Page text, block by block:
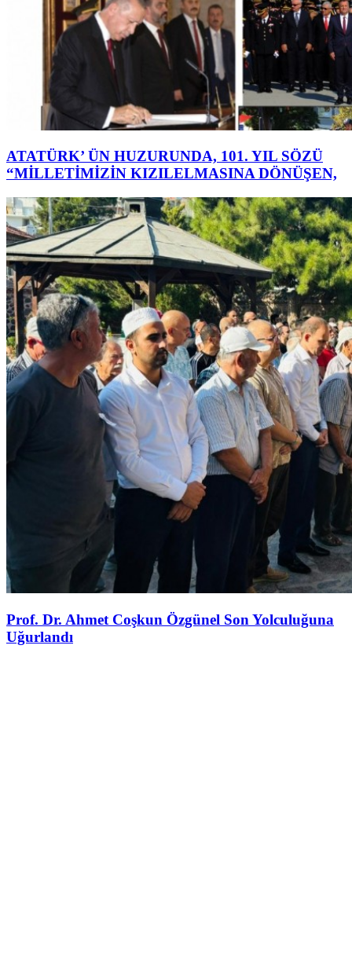
ATATÜRK’ ÜN HUZURUNDA, 101. YIL SÖZÜ
“MİLLETİMİZİN KIZILELMASINA DÖNÜŞEN,
Prof. Dr. Ahmet Coşkun Özgünel Son Yolculuğuna
Uğurlandı